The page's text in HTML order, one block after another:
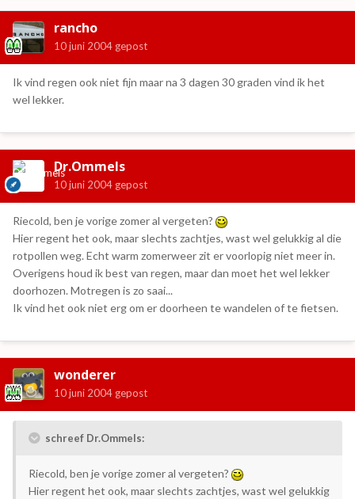
rancho
10 juni 2004 gepost
Ik vind regen ook niet fijn maar na 3 dagen 30 graden vind ik het
wel lekker.
Dr.Ommels
10 juni 2004 gepost
Riecold, ben je vorige zomer al vergeten?
Hier regent het ook, maar slechts zachtjes, wast wel gelukkig al die
rotpollen weg. Echt warm zomerweer zit er voorlopig niet meer in.
Overigens houd ik best van regen, maar dan moet het wel lekker
doorhozen. Motregen is zo saai...
Ik vind het ook niet erg om er doorheen te wandelen of te fietsen.
wonderer
10 juni 2004 gepost
schreef Dr.Ommels:
Riecold, ben je vorige zomer al vergeten?
Hier regent het ook, maar slechts zachtjes, wast wel gelukkig